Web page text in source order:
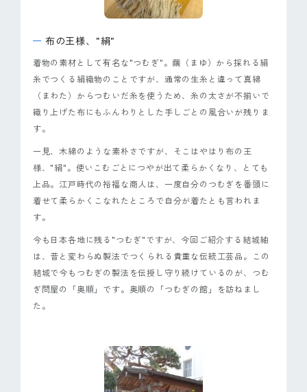
布の王様、"絹"
着物の素材として有名な"つむぎ"。繭（まゆ）から採れる絹
糸でつくる絹織物のことですが、通常の生糸と違って真綿
（まわた）からつむいだ糸を使うため、糸の太さが不揃いで
織り上げた布にもふんわりとした手しごとの風合いが残りま
す。
一見、木綿のような素朴さですが、そこはやはり布の王
様、"絹"。使いこむごとにつやが出て柔らかくなり、とても
上品。江戸時代の裕福な商人は、一度自分のつむぎを番頭に
着せて柔らかくこなれたところで自分が着たとも言われま
す。
今も日本各地に残る"つむぎ"ですが、今回ご紹介する結城紬
は、昔と変わらぬ製法でつくられる貴重な伝統工芸品。この
結城で今もつむぎの製法を伝授し守り続けているのが、つむ
ぎ問屋の「奥順」です。奥順の「つむぎの館」を訪ねまし
た。